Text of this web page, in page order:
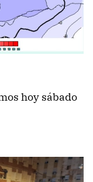
hoy sábado